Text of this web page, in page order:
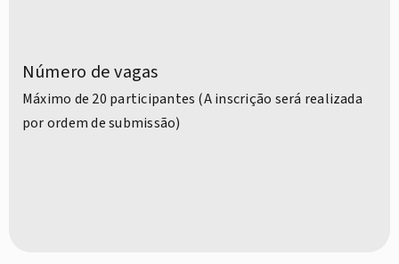
Número de vagas
Máximo de 20 participantes (A inscrição será realizada
por ordem de submissão)